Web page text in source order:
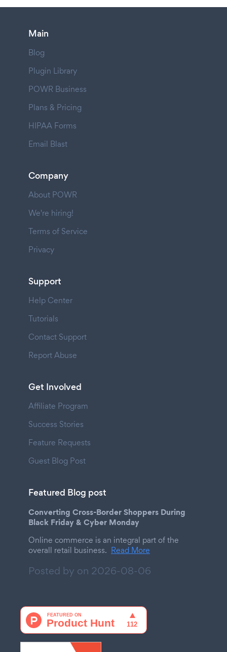
Main
Blog
Plugin Library
POWR Business
Plans & Pricing
HIPAA Forms
Email Blast
Company
About POWR
We're hiring!
Terms of Service
Privacy
Support
Help Center
Tutorials
Contact Support
Report Abuse
Get Involved
Affiliate Program
Success Stories
Feature Requests
Guest Blog Post
Featured Blog post
Converting Cross-Border Shoppers During
Black Friday & Cyber Monday
Online commerce is an integral part of the
overall retail business. Read More
Posted by on 2026-08-06